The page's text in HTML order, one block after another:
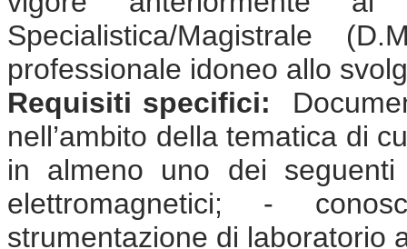
Specialistica/Magistrale
professionale idoneo allo
Requisiti specifici:
nell’ambito della tematica di
in almeno uno dei
elettromagnetici; -
strumentazione di laboratorio